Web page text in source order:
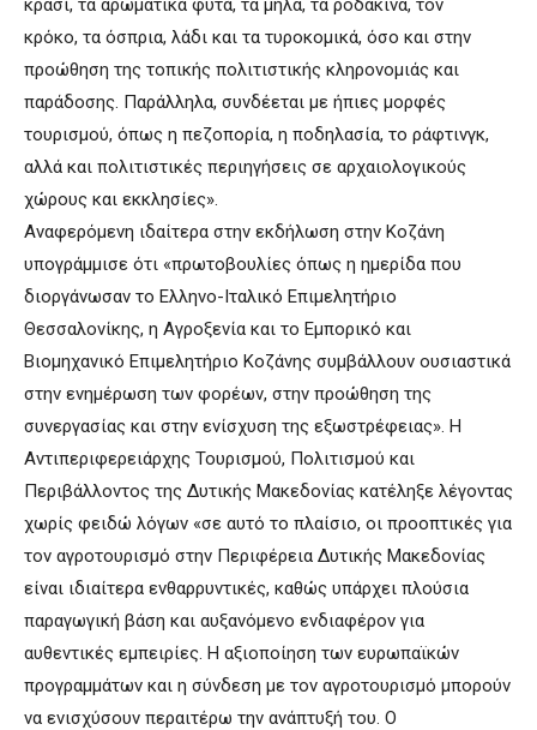
κρόκο, τα όσπρια, λάδι και τα τυροκομικά, όσο και στην
προώθηση της τοπικής πολιτιστικής κληρονομιάς και
παράδοσης. Παράλληλα, συνδέεται με ήπιες μορφές
τουρισμού, όπως η πεζοπορία, η ποδηλασία, το ράφτινγκ,
αλλά και πολιτιστικές περιηγήσεις σε αρχαιολογικούς
χώρους και εκκλησίες».
Αναφερόμενη ιδαίτερα στην εκδήλωση στην Κοζάνη
υπογράμμισε ότι «πρωτοβουλίες όπως η ημερίδα που
διοργάνωσαν το Ελληνο-Ιταλικό Επιμελητήριο
Θεσσαλονίκης, η Αγροξενία και το Εμπορικό και
Βιομηχανικό Επιμελητήριο Κοζάνης συμβάλλουν ουσιαστικά
στην ενημέρωση των φορέων, στην προώθηση της
συνεργασίας και στην ενίσχυση της εξωστρέφειας». Η
Αντιπεριφερειάρχης Τουρισμού, Πολιτισμού και
Περιβάλλοντος της Δυτικής Μακεδονίας κατέληξε λέγοντας
χωρίς φειδώ λόγων «σε αυτό το πλαίσιο, οι προοπτικές για
τον αγροτουρισμό στην Περιφέρεια Δυτικής Μακεδονίας
είναι ιδιαίτερα ενθαρρυντικές, καθώς υπάρχει πλούσια
παραγωγική βάση και αυξανόμενο ενδιαφέρον για
αυθεντικές εμπειρίες. Η αξιοποίηση των ευρωπαϊκών
προγραμμάτων και η σύνδεση με τον αγροτουρισμό μπορούν
να ενισχύσουν περαιτέρω την ανάπτυξή του. Ο